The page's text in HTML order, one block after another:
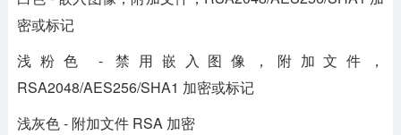
密或标记
浅粉色 - 禁用嵌入图像，附加文件，
RSA2048/AES256/SHA1 加密或标记
浅灰色 - 附加文件 RSA 加密